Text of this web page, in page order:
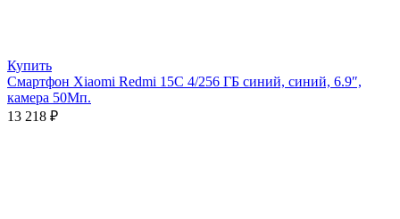
Купить
Смартфон Xiaomi Redmi 15C 4/256 ГБ синий, синий, 6.9″,
камера 50Мп.
13 218 ₽